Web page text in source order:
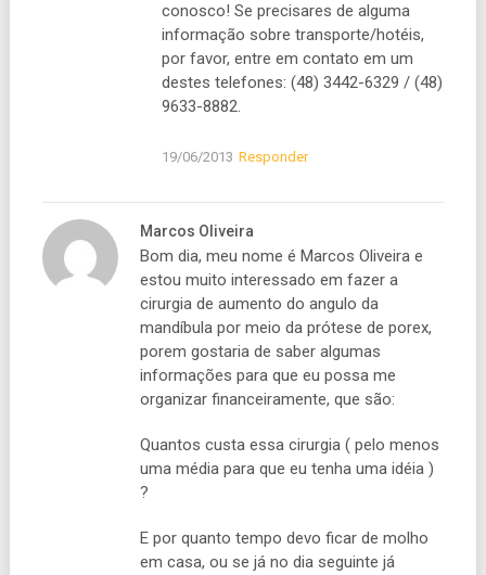
conosco! Se precisares de alguma
informação sobre transporte/hotéis,
por favor, entre em contato em um
destes telefones: (48) 3442-6329 / (48)
9633-8882.
19/06/2013 Responder
Marcos Oliveira
Bom dia, meu nome é Marcos Oliveira e
estou muito interessado em fazer a
cirurgia de aumento do angulo da
mandíbula por meio da prótese de porex,
porem gostaria de saber algumas
informações para que eu possa me
organizar financeiramente, que são:
Quantos custa essa cirurgia ( pelo menos
uma média para que eu tenha uma idéia )
?
E por quanto tempo devo ficar de molho
em casa, ou se já no dia seguinte já